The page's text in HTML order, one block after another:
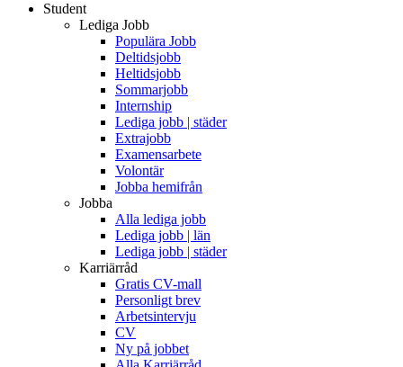
Student
Lediga Jobb
Populära Jobb
Deltidsjobb
Heltidsjobb
Sommarjobb
Internship
Lediga jobb | städer
Extrajobb
Examensarbete
Volontär
Jobba hemifrån
Jobba
Alla lediga jobb
Lediga jobb | län
Lediga jobb | städer
Karriärråd
Gratis CV-mall
Personligt brev
Arbetsintervju
CV
Ny på jobbet